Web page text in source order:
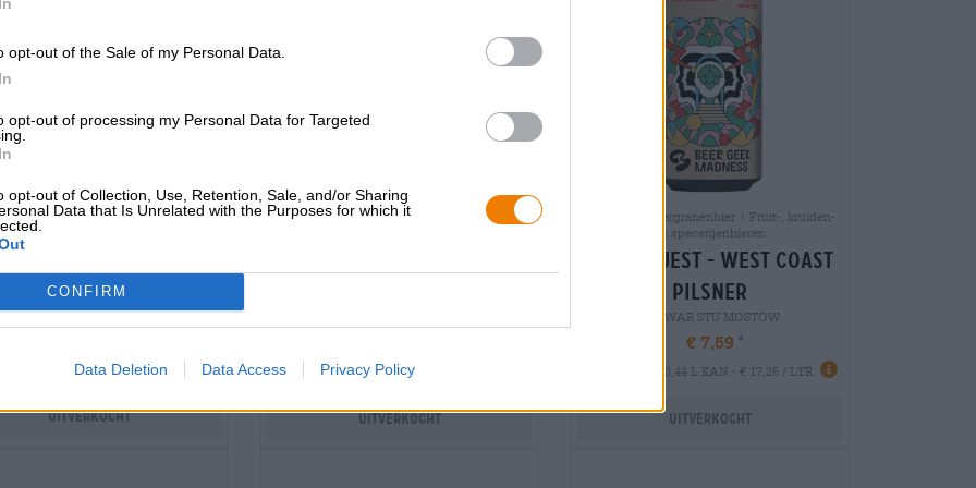
opt-out of the Sale of my Personal Data.
opt-out of processing my Personal Data for Targeted
opt-out of Collection, Use, Retention, Sale, and/or Sharing
Data that Is Unrelated with the Purposes for which it
CONFIRM
Data Deletion Data Access Privacy Policy
Pale Ale | Meergranenbier
bliss dipa strata hbc
1019
€ 7,69
0,44 L KAN - € 17,48 / LTR
Uitverkocht
Zure bieren | Meergranenbier | Fruit-,
EINWEG
0,44 L KAN - € 17,02 / LTR
Uitverkocht
Pilsener | Meergranenbier | Fruit-, kruiden-
en specerijenbieren
lucid quest - west coast
pilsner
BROWAR STU MOSTÓW
€ 7,59
0,44 L KAN - € 17,25 / LTR
Uitverkocht